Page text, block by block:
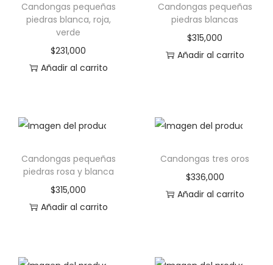
Candongas pequeñas
piedras blanca, roja,
verde
$231,000
Añadir al carrito
Candongas pequeñas
piedras blancas
$315,000
Añadir al carrito
Candongas pequeñas
piedras rosa y blanca
$315,000
Añadir al carrito
Candongas tres oros
$336,000
Añadir al carrito